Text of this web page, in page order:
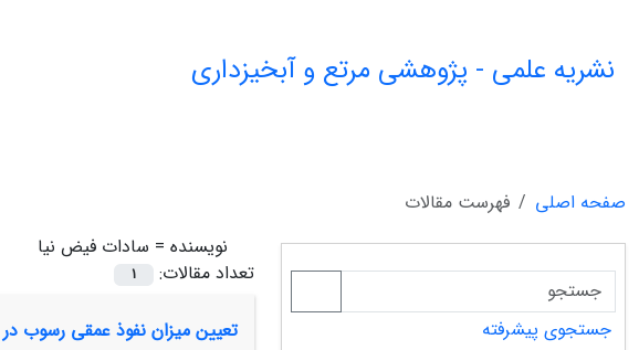
نشریه علمی - پژوهشی مرتع و آبخیزداری
صفحه اصلی
فهرست مقالات
نویسنده = سادات فیض نیا
تعداد مقالات:
1
تعیین میزان نفوذ عمقی رسوب
جستجوی پیشرفته